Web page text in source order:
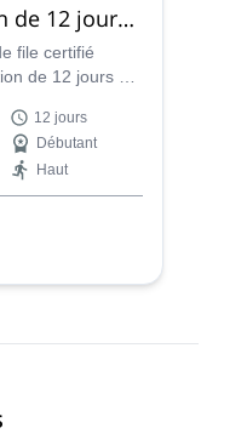
de 12 jours
file certifié
de 12 jours et
12 jours
Débutant
Haut